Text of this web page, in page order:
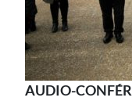
AUDIO-